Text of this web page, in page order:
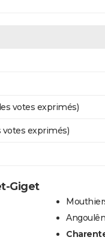
votes exprimés)
votes exprimés)
Giget